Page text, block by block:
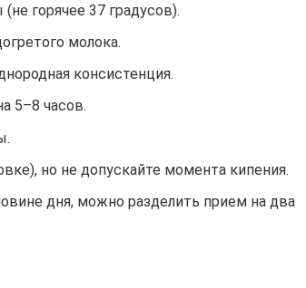
горячее 37 градусов).
молока.
консистенция.
5–8 часов.
но не допускайте момента кипения.
дня, можно разделить прием на два